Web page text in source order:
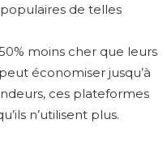
de telles
moins cher que leurs
économiser jusqu’à
ces plateformes
n’utilisent plus.